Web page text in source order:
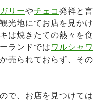
リーやチェコ発祥と言
光地にてお店を見かけ
は焼きたての熱々を食
ランドではワルシャワ
売られておらず、その
で、お店を見つけては